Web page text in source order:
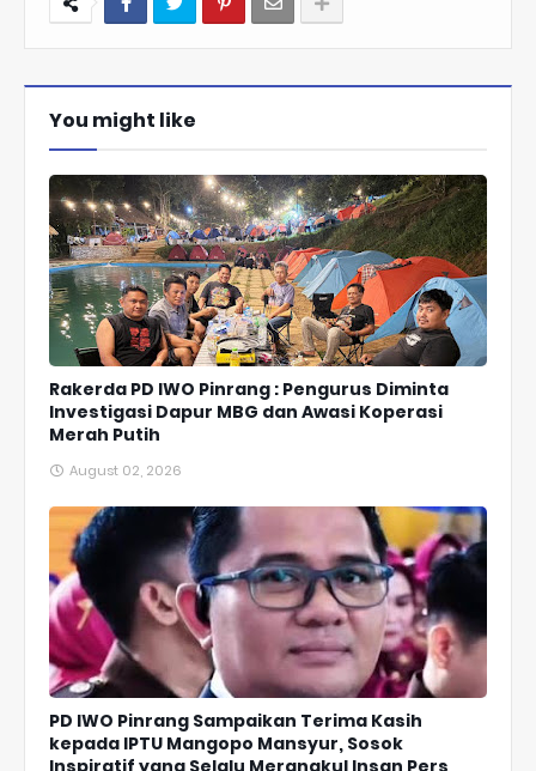
You might like
Rakerda PD IWO Pinrang : Pengurus Diminta
Investigasi Dapur MBG dan Awasi Koperasi
Merah Putih
August 02, 2026
PD IWO Pinrang Sampaikan Terima Kasih
kepada IPTU Mangopo Mansyur, Sosok